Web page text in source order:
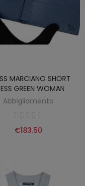
MARCIANO SHORT
GREEN WOMAN
Abbigliamento
€183.50